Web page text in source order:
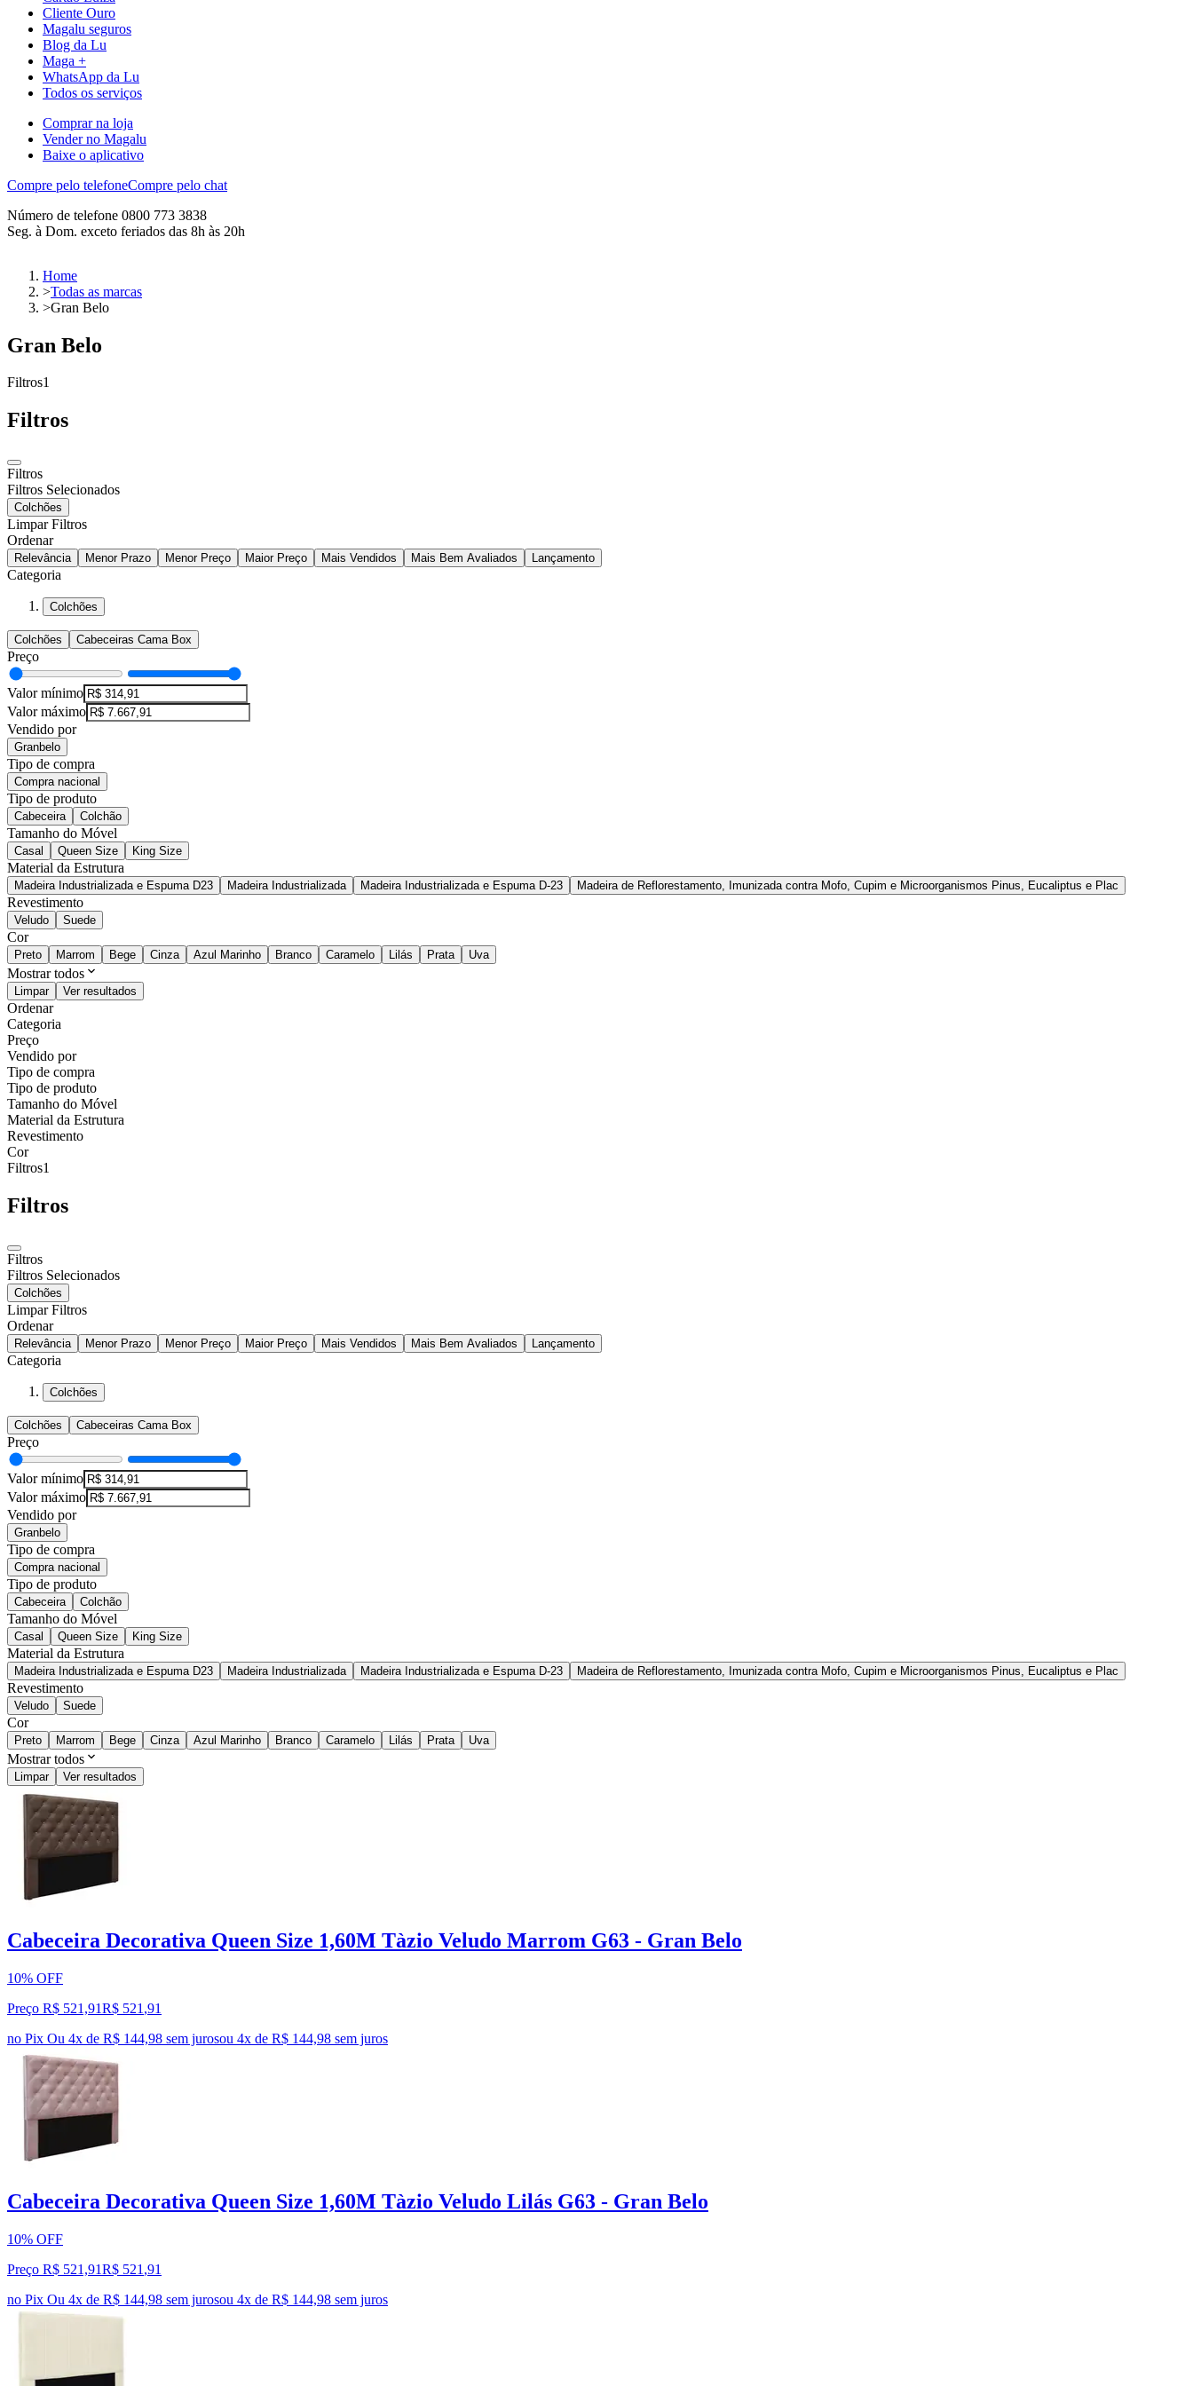
Cliente Ouro
Magalu seguros
Blog da Lu
Maga +
WhatsApp da Lu
Todos os serviços
Comprar na loja
Vender no Magalu
Baixe o aplicativo
Compre pelo telefoneCompre pelo chat
Número de telefone 0800 773 3838
Seg. à Dom. exceto feriados das 8h às 20h
Home
>Todas as marcas
>Gran Belo
Gran Belo
Filtros1
Filtros
Filtros
Filtros Selecionados
Colchões
Limpar Filtros
Ordenar
Relevância Menor Prazo Menor Preço Maior Preço Mais Vendidos Mais Bem Avaliados Lançamento
Categoria
Colchões
Colchões Cabeceiras Cama Box
Preço
Valor mínimo
Valor máximo
Vendido por
Granbelo
Tipo de compra
Compra nacional
Tipo de produto
Cabeceira Colchão
Tamanho do Móvel
Casal Queen Size King Size
Material da Estrutura
Madeira Industrializada e Espuma D23 Madeira Industrializada Madeira Industrializada e Espuma D-23 Madeira de Reflorestamento, Imunizada contra Mofo, Cupim e Microorganismos Pinus, Eucaliptus e Plac
Revestimento
Veludo Suede
Cor
Preto Marrom Bege Cinza Azul Marinho Branco Caramelo Lilás Prata Uva
Mostrar todos
Limpar Ver resultados
Ordenar
Categoria
Preço
Vendido por
Tipo de compra
Tipo de produto
Tamanho do Móvel
Material da Estrutura
Revestimento
Cor
Filtros1
Filtros
Filtros
Filtros Selecionados
Colchões
Limpar Filtros
Ordenar
Relevância Menor Prazo Menor Preço Maior Preço Mais Vendidos Mais Bem Avaliados Lançamento
Categoria
Colchões
Colchões Cabeceiras Cama Box
Preço
Valor mínimo
Valor máximo
Vendido por
Granbelo
Tipo de compra
Compra nacional
Tipo de produto
Cabeceira Colchão
Tamanho do Móvel
Casal Queen Size King Size
Material da Estrutura
Madeira Industrializada e Espuma D23 Madeira Industrializada Madeira Industrializada e Espuma D-23 Madeira de Reflorestamento, Imunizada contra Mofo, Cupim e Microorganismos Pinus, Eucaliptus e Plac
Revestimento
Veludo Suede
Cor
Preto Marrom Bege Cinza Azul Marinho Branco Caramelo Lilás Prata Uva
Mostrar todos
Limpar Ver resultados
Cabeceira Decorativa Queen Size 1,60M Tàzio Veludo Marrom G63 - Gran Belo
10% OFF
Preço R$ 521,91R$ 521 ,91
no Pix Ou 4x de R$ 144,98 sem jurosou 4x de R$ 144,98 sem juros
Cabeceira Decorativa Queen Size 1,60M Tàzio Veludo Lilás G63 - Gran Belo
10% OFF
Preço R$ 521,91R$ 521 ,91
no Pix Ou 4x de R$ 144,98 sem jurosou 4x de R$ 144,98 sem juros